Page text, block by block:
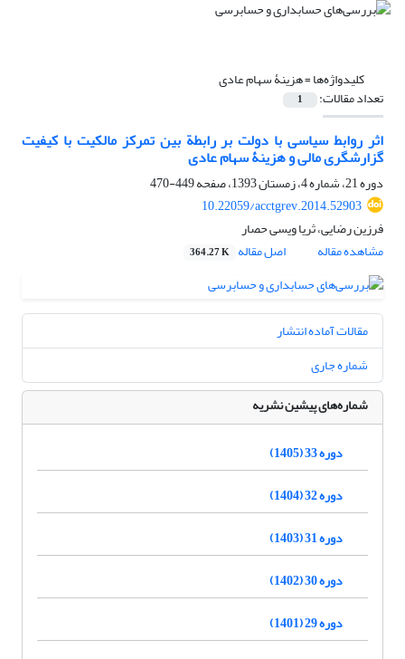
کلیدواژه‌ها =هزینۀ سهام عادی
تعداد مقالات: 1
اثر روابط سیاسی با دولت بر رابطة بین تمرکز مالکیت با کیفیت
گزارشگری مالی و هزینۀ سهام عادی
دوره 21، شماره 4، زمستان 1393، صفحه
449-470
10.22059/acctgrev.2014.52903
فرزین رضایی، ثریا ویسی حصار
مشاهده مقاله
اصل مقاله 364.27 K
مقالات آماده انتشار
شماره جاری
شماره‌های پیشین نشریه
دوره 33 (1405)
دوره 32 (1404)
دوره 31 (1403)
دوره 30 (1402)
دوره 29 (1401)